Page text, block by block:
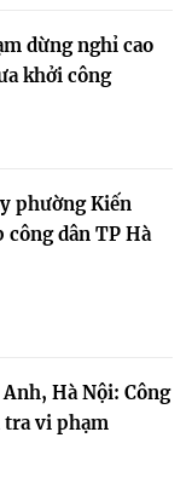
dừng nghỉ cao
khởi công
phường Kiến
công dân TP Hà
Hà Nội: Công
vi phạm